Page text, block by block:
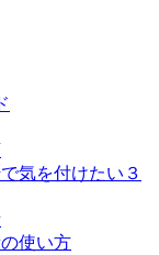
気を付けたい３
使い方